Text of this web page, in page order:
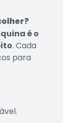
é o
. Cada
para